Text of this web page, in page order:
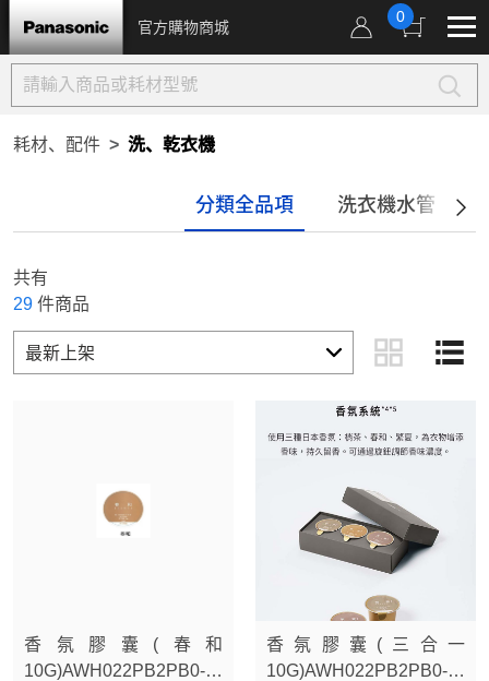
官方購物商城
0
耗材、配件 洗、乾衣機
分類全品項 洗衣機水管
共有
29 件商品
香氛膠囊(春和
10G)AWH022PB2PB0-
香氛膠囊(三合一
10G)AWH022PB2PB0-